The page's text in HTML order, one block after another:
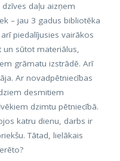
daļu aizņem
– jau 3 gadus bibliotēka
piedalījusies vairākos
sūtot materiālus,
grāmatu izstrādē. Arī
Ar novadpētniecības
desmitiem
dzimtu pētniecībā.
katru dienu, darbs ir
Tātad, lielākais